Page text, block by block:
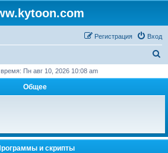
Вход
Регистрация
с
Пн авг 10, 2026 10:08 am
Общее
и скрипты